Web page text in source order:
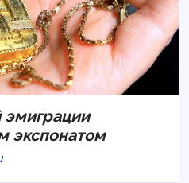
эмиграции
экспонатом